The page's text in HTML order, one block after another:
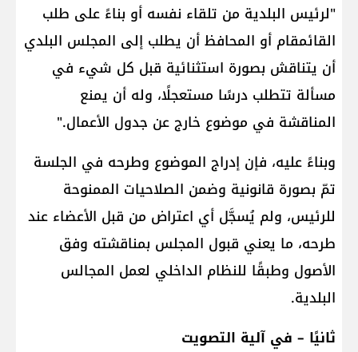
"لرئيس البلدية من تلقاء نفسه أو بناءً على طلب
القائمقام أو المحافظ أن يطلب إلى المجلس البلدي
أن يتناقش بصورة استثنائية قبل كل شيء في
مسألة تتطلب درسًا مستعجلًا، وله أن يمنع
المناقشة في موضوع خارج عن جدول الأعمال."
وبناءً عليه، فإن إدراج الموضوع وطرحه في الجلسة
تمّ بصورة قانونية وضمن الصلاحيات الممنوحة
للرئيس، ولم يُسجَّل أي اعتراض من قبل الأعضاء عند
طرحه، ما يعني قبول المجلس بمناقشته وفق
الأصول وطبقًا للنظام الداخلي لعمل المجالس
البلدية.
ثانيًا – في آلية التصويت